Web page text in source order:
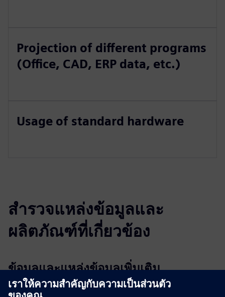
Projection of different programs
(Office, CAD, ERP data, etc.)
Usage of standard hardware
สำรวจแหล่งข้อมูลและ
ผลิตภัณฑ์ที่เกี่ยวข้อง
ข้อมูลและแหล่งข้อมูลเพิ่มเติม
More information